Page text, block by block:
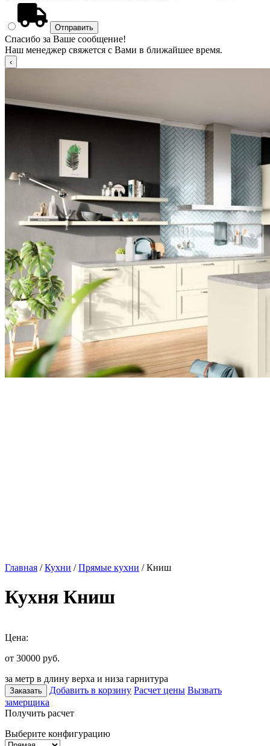
Спасибо за Ваше сообщение!
Наш менеджер свяжется с Вами в ближайшее время.
Главная /Кухни /Прямые кухни / Книш
Кухня Книш
Цена:
от 30000 руб.
за метр в длину верха и низа гарнитура
Заказать Добавить в корзину Расчет цены Вызвать
замерщика
Получить расчет
Выберите конфигурацию